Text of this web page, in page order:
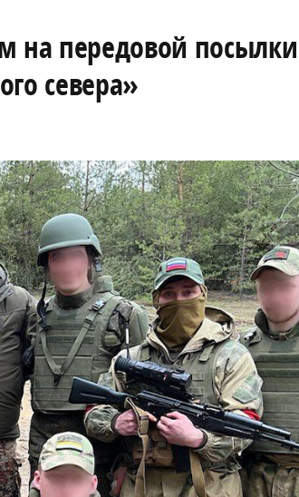
на передовой
севера»